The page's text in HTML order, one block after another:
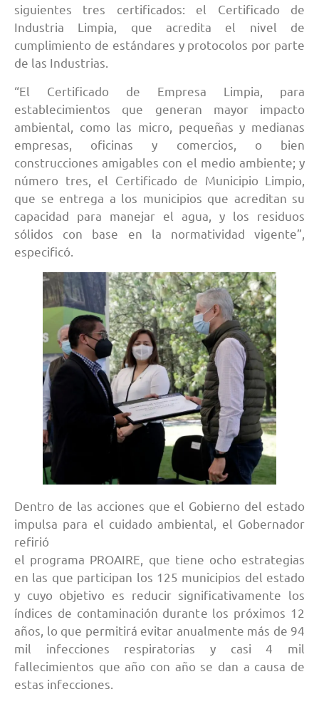
siguientes tres certificados: el Certificado de
Industria Limpia, que acredita el nivel de
cumplimiento de estándares y protocolos por parte
de las Industrias.
“El Certificado de Empresa Limpia, para
establecimientos que generan mayor impacto
ambiental, como las micro, pequeñas y medianas
empresas, oficinas y comercios, o bien
construcciones amigables con el medio ambiente; y
número tres, el Certificado de Municipio Limpio,
que se entrega a los municipios que acreditan su
capacidad para manejar el agua, y los residuos
sólidos con base en la normatividad vigente”,
especificó.
Dentro de las acciones que el Gobierno del estado
impulsa para el cuidado ambiental, el Gobernador
refirió
el programa PROAIRE, que tiene ocho estrategias
en las que participan los 125 municipios del estado
y cuyo objetivo es reducir significativamente los
índices de contaminación durante los próximos 12
años, lo que permitirá evitar anualmente más de 94
mil infecciones respiratorias y casi 4 mil
fallecimientos que año con año se dan a causa de
estas infecciones.